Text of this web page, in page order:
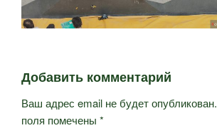
Добавить комментарий
Ваш адрес email не будет опубликован.
поля помечены *